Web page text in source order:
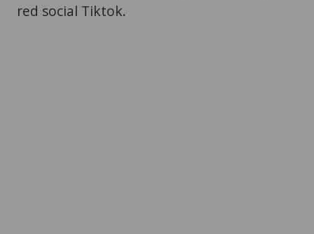
red social Tiktok.